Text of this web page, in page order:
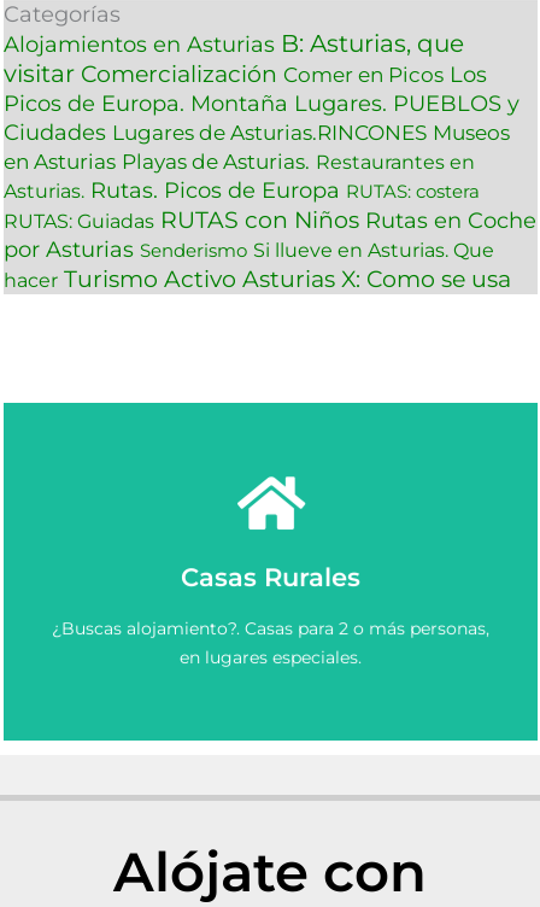
Categorías
Alojamientos en Asturias B: Asturias, que
visitar Comercialización Comer en Picos Los
Picos de Europa. Montaña Lugares. PUEBLOS y
Ciudades Lugares de Asturias.RINCONES Museos
en Asturias Playas de Asturias. Restaurantes en
Asturias. Rutas. Picos de Europa RUTAS: costera
RUTAS: Guiadas RUTAS con Niños Rutas en Coche
por Asturias Senderismo Si llueve en Asturias. Que
hacer Turismo Activo Asturias X: Como se usa
Casas Rurales
¿Buscas alojamiento?. Casas para 2 o más personas,
en lugares especiales.
Casas Rurales en Asturias
Elige y Reserva una casa rural en Asturias.
Ver más
Alójate con